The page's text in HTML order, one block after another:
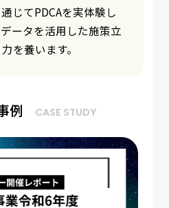
案から効果測定までの
定をサポートします。
例 CASE STUDY